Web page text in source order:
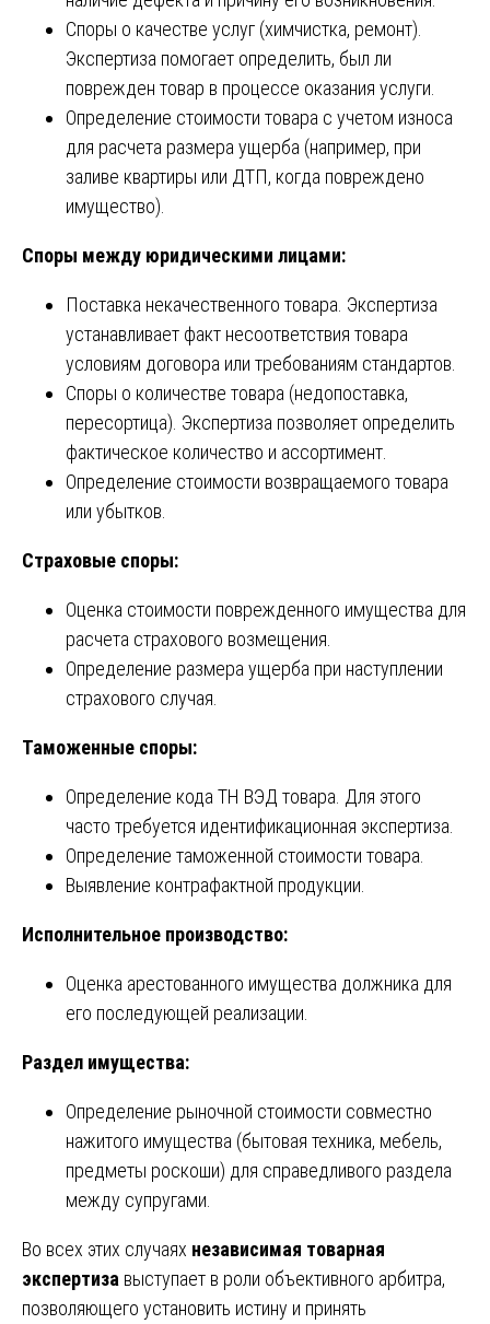
Споры о качестве услуг (химчистка, ремонт).
Экспертиза помогает определить, был ли
поврежден товар в процессе оказания услуги.
Определение стоимости товара с учетом износа
для расчета размера ущерба (например, при
заливе квартиры или ДТП, когда повреждено
имущество).
Споры между юридическими лицами:
Поставка некачественного товара. Экспертиза
устанавливает факт несоответствия товара
условиям договора или требованиям стандартов.
Споры о количестве товара (недопоставка,
пересортица). Экспертиза позволяет определить
фактическое количество и ассортимент.
Определение стоимости возвращаемого товара
или убытков.
Страховые споры:
Оценка стоимости поврежденного имущества для
расчета страхового возмещения.
Определение размера ущерба при наступлении
страхового случая.
Таможенные споры:
Определение кода ТН ВЭД товара. Для этого
часто требуется идентификационная экспертиза.
Определение таможенной стоимости товара.
Выявление контрафактной продукции.
Исполнительное производство:
Оценка арестованного имущества должника для
его последующей реализации.
Раздел имущества:
Определение рыночной стоимости совместно
нажитого имущества (бытовая техника, мебель,
предметы роскоши) для справедливого раздела
между супругами.
Во всех этих случаях независимая товарная
экспертиза выступает в роли объективного арбитра,
позволяющего установить истину и принять